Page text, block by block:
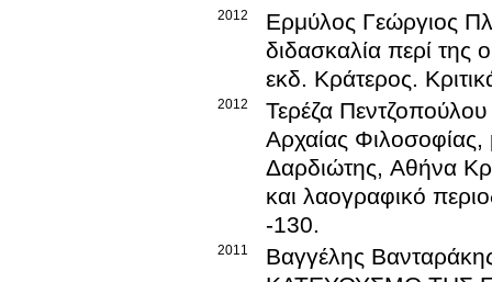
2012
Ερμύλος Γεώργιος
διδασκαλία περί
εκδ. Κράτερος.
2012
Τερέζα
Αρχαίας
Δαρδιώτης, Αθήνα
και λαογραφικό
-130.
2011
Βαγγέλης